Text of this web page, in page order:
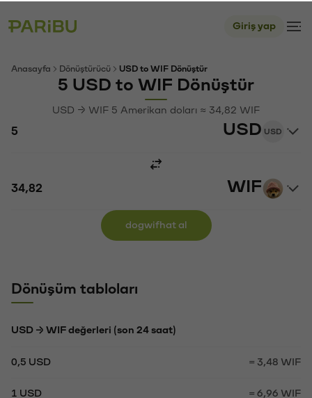
Giriş yap
Anasayfa Dönüştürücü USD to WIF Dönüştür
5 USD to WIF Dönüştür
USD → WIF 5 Amerikan doları ≈ 34,82 WIF
USD USD
WIF
dogwifhat al
Dönüşüm tabloları
USD → WIF değerleri (son 24 saat)
0,5 USD = 3,48 WIF
1 USD = 6,96 WIF